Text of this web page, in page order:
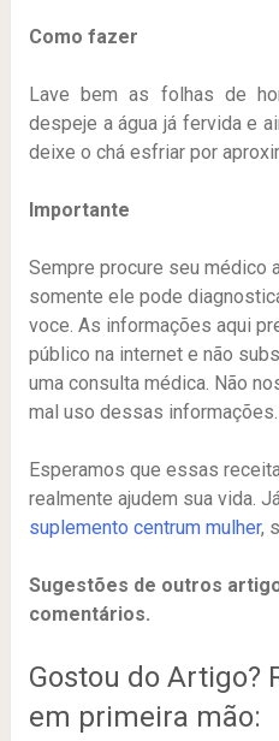
Como fazer
Lave bem as folhas de
despeje a água já fervida e
deixe o chá esfriar por
Importante
Sempre procure seu médico
somente ele pode
voce. As informações aqui
público na internet e não
uma consulta médica. Não
mal uso dessas informações.
Esperamos que essas
realmente ajudem sua vida.
suplemento centrum mulher,
Sugestões de outros
comentários.
Gostou do Artigo?
em primeira mão: